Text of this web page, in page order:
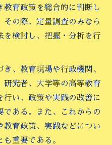
育政策を総合的に判断し
の際、定量調査のみなら
を検討し、把握・分析を行
、教育現場や行政機関、
研究者、大学等の高等教育
い、政策や実践の改善に
である。また、これからの
育政策、実践などについ
重要である。